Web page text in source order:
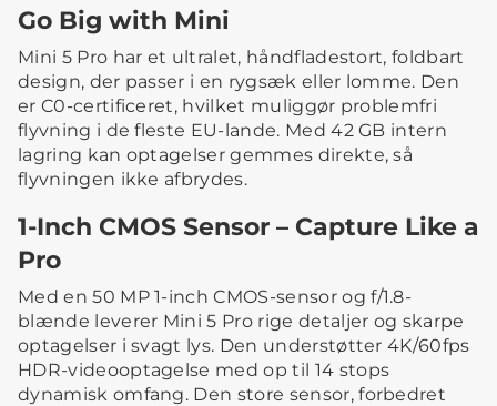
Go Big with Mini
Mini 5 Pro har et ultralet, håndfladestort, foldbart
design, der passer i en rygsæk eller lomme. Den
er C0-certificeret, hvilket muliggør problemfri
flyvning i de fleste EU-lande. Med 42 GB intern
lagring kan optagelser gemmes direkte, så
flyvningen ikke afbrydes.
1-Inch CMOS Sensor – Capture Like a
Pro
Med en 50 MP 1-inch CMOS-sensor og f/1.8-
blænde leverer Mini 5 Pro rige detaljer og skarpe
optagelser i svagt lys. Den understøtter 4K/60fps
HDR-videooptagelse med op til 14 stops
dynamisk omfang. Den store sensor, forbedret